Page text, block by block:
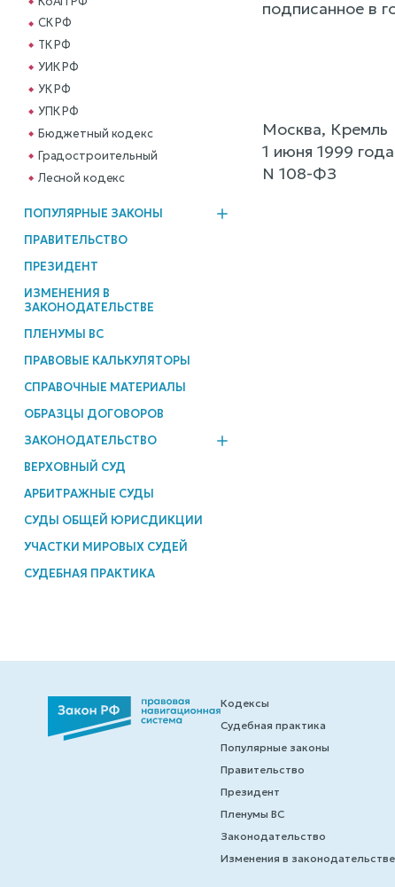
СК РФ
ТК РФ
УИК РФ
УК РФ
УПК РФ
Бюджетный кодекс
Градостроительный
Лесной кодекс
ПОПУЛЯРНЫЕ ЗАКОНЫ
ПРАВИТЕЛЬСТВО
ПРЕЗИДЕНТ
ИЗМЕНЕНИЯ В
ЗАКОНОДАТЕЛЬСТВЕ
ПЛЕНУМЫ ВС
ПРАВОВЫЕ КАЛЬКУЛЯТОРЫ
СПРАВОЧНЫЕ МАТЕРИАЛЫ
ОБРАЗЦЫ ДОГОВОРОВ
ЗАКОНОДАТЕЛЬСТВО
ВЕРХОВНЫЙ СУД
АРБИТРАЖНЫЕ СУДЫ
СУДЫ ОБЩЕЙ ЮРИСДИКЦИИ
УЧАСТКИ МИРОВЫХ СУДЕЙ
СУДЕБНАЯ ПРАКТИКА
подписанное в
Москва, Кремль
1 июня 1999 года
N 108-ФЗ
Кодексы
Судебная практика
Популярные законы
Правительство
Президент
Пленумы ВС
Законодательство
Изменения в законодательстве